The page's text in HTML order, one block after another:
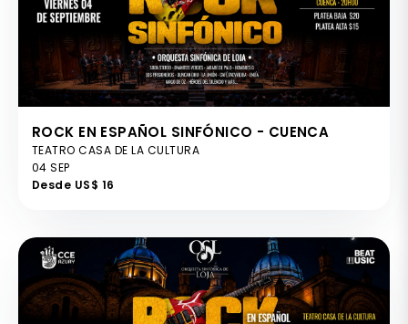
ROCK EN ESPAÑOL SINFÓNICO - CUENCA
TEATRO CASA DE LA CULTURA
04 SEP
Desde US$ 16